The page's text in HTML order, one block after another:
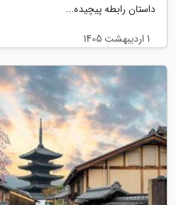
داستان رابطه پیچیده...
1 اردیبهشت 1405